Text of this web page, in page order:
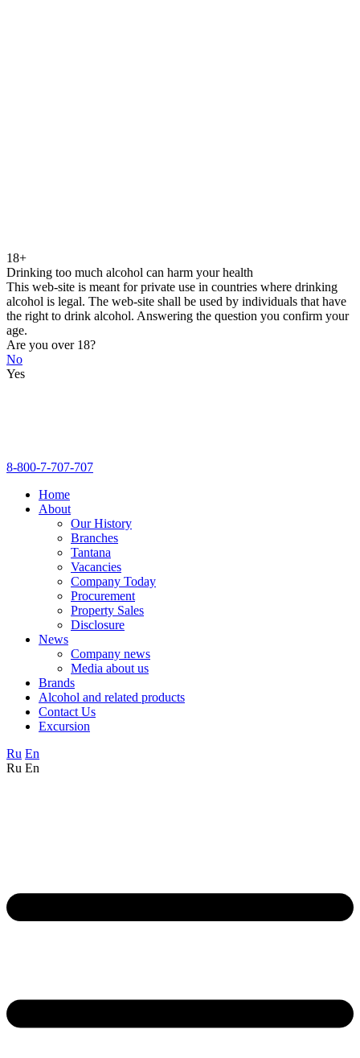
18+
Drinking too much alcohol can harm your health
This web-site is meant for private use in countries where drinking
alcohol is legal. The web-site shall be used by individuals that have
the right to drink alcohol. Answering the question you confirm your
age.
Are you over 18?
No
Yes
8-800-7-707-707
Home
About
Our History
Branches
Tantana
Vacancies
Company Today
Procurement
Property Sales
Disclosure
News
Company news
Media about us
Brands
Alcohol and related products
Contact Us
Excursion
Ru En
Ru En